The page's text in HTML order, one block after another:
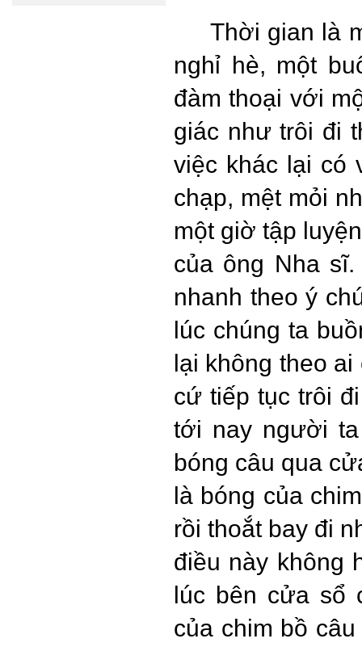
Thời gian là
nghỉ hè, một
đàm thoại với
giác như trôi đi
việc khác lại có
chạp, mệt mỏi
một giờ tập
của ông Nha
nhanh theo ý
lúc chúng ta
lại không theo
cứ tiếp tục trôi
tới nay người
bóng câu qua
là bóng của
rồi thoắt bay đi
điều này không
lúc bên cửa sổ
của chim bồ